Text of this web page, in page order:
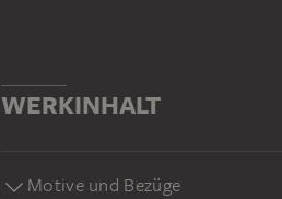
WERKINHALT
Motive und Bezüge